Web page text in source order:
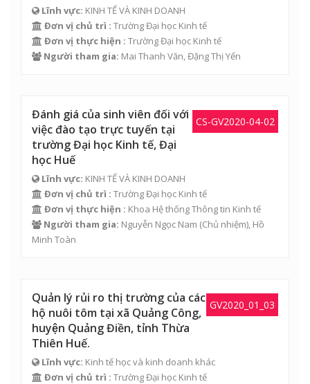
Lĩnh vực: KINH TẾ VÀ KINH DOANH
Đơn vị chủ trì : Trường Đại học Kinh tế
Đơn vị thực hiện : Trường Đại học Kinh tế
Người tham gia: Mai Thanh Văn Đặng Thị Yến
CS-GV2020-04-02
Đánh giá của sinh viên đối với
việc đào tạo trực tuyến tại
trường Đại học Kinh tế, Đại
học Huế
Lĩnh vực: KINH TẾ VÀ KINH DOANH
Đơn vị chủ trì : Trường Đại học Kinh tế
Đơn vị thực hiện : Khoa Hệ thống Thông tin Kinh tế
Người tham gia: Nguyễn Ngọc Nam (Chủ nhiệm), Hồ
Minh Toàn
GV2020_01_03
Quản lý rủi ro thị trường của các
hộ nuôi tôm tại xã Quảng Công,
huyện Quảng Điền, tỉnh Thừa
Thiên Huế.
Lĩnh vực: Kinh tế học và kinh doanh khác
Đơn vị chủ trì : Trường Đại học Kinh tế